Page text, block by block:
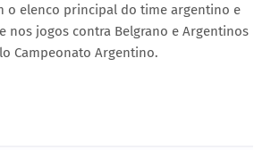
o elenco principal do time argentino e
nos jogos contra Belgrano e Argentinos
Campeonato Argentino.